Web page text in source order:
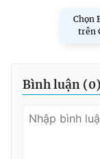
Chọn
trên
Bình luận (0)